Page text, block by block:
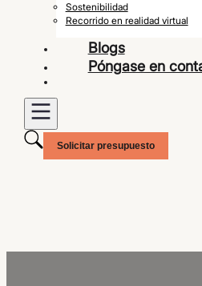
Sostenibilidad
Recorrido en realidad virtual
Blogs
Póngase en
Solicitar presupuesto